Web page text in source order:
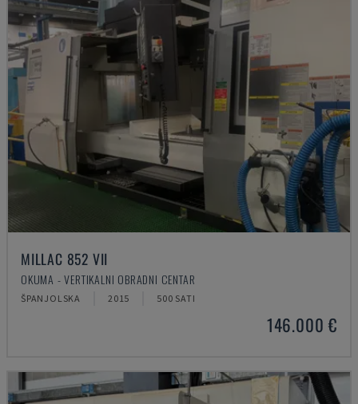
MILLAC 852 VII
OKUMA - VERTIKALNI OBRADNI CENTAR
ŠPANJOLSKA 2015 500 SATI
146.000 €